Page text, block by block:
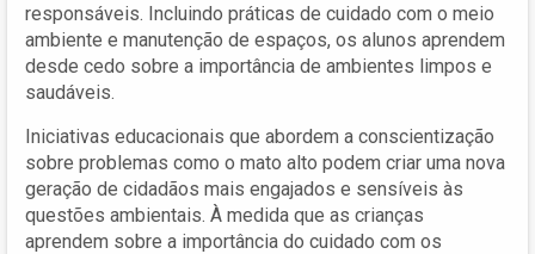
responsáveis. Incluindo práticas de cuidado com o meio
ambiente e manutenção de espaços, os alunos aprendem
desde cedo sobre a importância de ambientes limpos e
saudáveis.
Iniciativas educacionais que abordem a conscientização
sobre problemas como o mato alto podem criar uma nova
geração de cidadãos mais engajados e sensíveis às
questões ambientais. À medida que as crianças
aprendem sobre a importância do cuidado com os